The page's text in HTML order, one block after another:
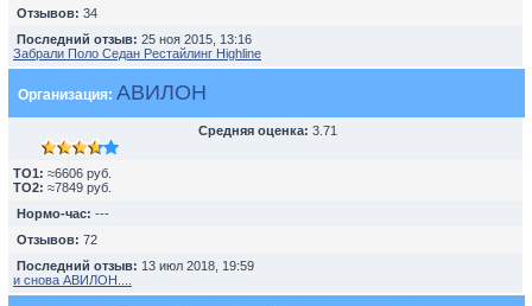
Отзывов: 34
Последний отзыв: 25 ноя 2015, 13:16
Забрали Поло Седан Рестайлинг Highline
Организация: АВИЛОН
Средняя оценка: 3.71
TO1: ≈6606 руб.
TO2: ≈7849 руб.
Нормо-час: ---
Отзывов: 72
Последний отзыв: 13 июл 2018, 19:59
и снова АВИЛОН....